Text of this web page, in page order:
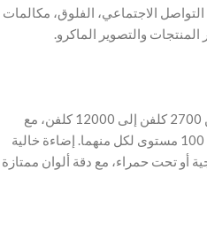
الاجتماعي، الفلوق، مكالمات
‫- درجة حرارة اللون قابلة للتعديل من 2700 كلفن إلى 12000 كلفن، مع
إمكانية ضبط الأخضر والأرجواني في 100 مستوى لكل منهما. إضاءة خالية
أو تحت حمراء، مع دقة ألوان ممتازة